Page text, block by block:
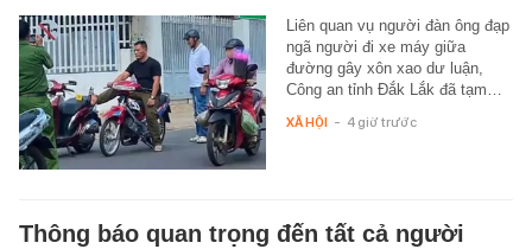
Liên quan vụ người đàn ông đạp
ngã người đi xe máy giữa
đường gây xôn xao dư luận,
Công an tỉnh Đắk Lắk đã tạm…
XÃ HỘI - 4 giờ trước
Thông báo quan trọng đến tất cả người